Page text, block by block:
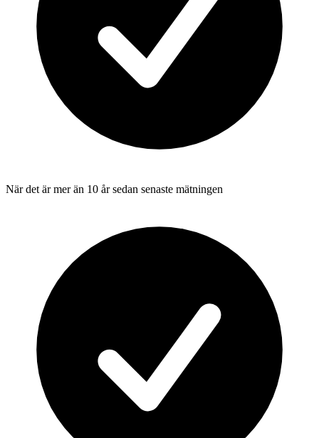
När det är mer än 10 år sedan senaste mätningen